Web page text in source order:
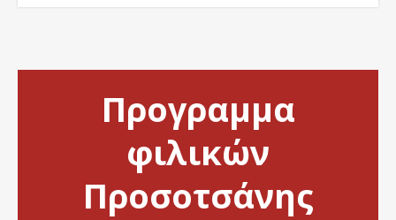
Προγραμμα
φιλικών
Προσοτσάνης